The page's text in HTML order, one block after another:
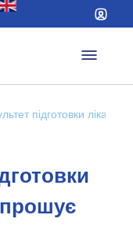
підготовки